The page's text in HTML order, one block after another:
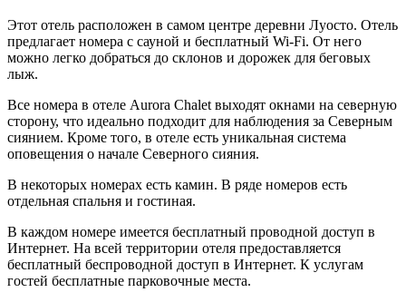
Этот отель расположен в самом центре деревни Луосто. Отель
предлагает номера с сауной и бесплатный Wi-Fi. От него
можно легко добраться до склонов и дорожек для беговых
лыж.
Все номера в отеле Aurora Chalet выходят окнами на северную
сторону, что идеально подходит для наблюдения за Северным
сиянием. Кроме того, в отеле есть уникальная система
оповещения о начале Северного сияния.
В некоторых номерах есть камин. В ряде номеров есть
отдельная спальня и гостиная.
В каждом номере имеется бесплатный проводной доступ в
Интернет. На всей территории отеля предоставляется
бесплатный беспроводной доступ в Интернет. К услугам
гостей бесплатные парковочные места.